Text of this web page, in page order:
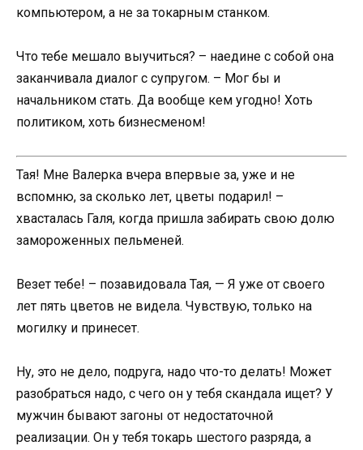
компьютером, а не за токарным станком.
Что тебе мешало выучиться? – наедине с собой она
заканчивала диалог с супругом. – Мог бы и
начальником стать. Да вообще кем угодно! Хоть
политиком, хоть бизнесменом!
Тая! Мне Валерка вчера впервые за, уже и не
вспомню, за сколько лет, цветы подарил! –
хвасталась Галя, когда пришла забирать свою долю
замороженных пельменей.
Везет тебе! – позавидовала Тая, — Я уже от своего
лет пять цветов не видела. Чувствую, только на
могилку и принесет.
Ну, это не дело, подруга, надо что-то делать! Может
разобраться надо, с чего он у тебя скандала ищет? У
мужчин бывают загоны от недостаточной
реализации. Он у тебя токарь шестого разряда, а